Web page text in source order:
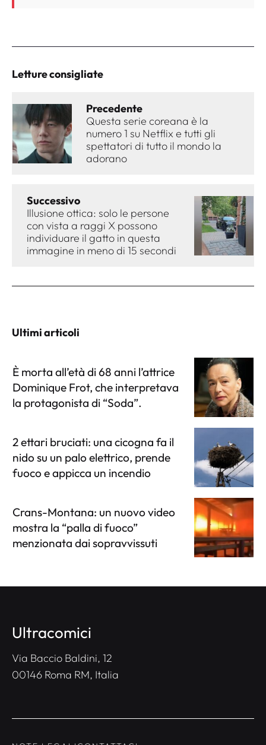
Letture consigliate
Precedente
Questa serie coreana è la
numero 1 su Netflix e tutti gli
spettatori di tutto il mondo la
adorano
Successivo
Illusione ottica: solo le persone
con vista a raggi X possono
individuare il gatto in questa
immagine in meno di 15 secondi
Ultimi articoli
È morta all’età di 68 anni l’attrice
Dominique Frot, che interpretava
la protagonista di “Soda”.
2 ettari bruciati: una cicogna fa il
nido su un palo elettrico, prende
fuoco e appicca un incendio
Crans-Montana: un nuovo video
mostra la “palla di fuoco”
menzionata dai sopravvissuti
Ultracomici
Via Baccio Baldini, 12
00146 Roma RM, Italia